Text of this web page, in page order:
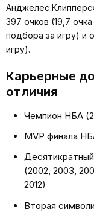
Анджелес
397 очков (19,7
подбора за игру) и
игру).
Карьерные
отличия
Чемпион НБА
MVP финала
(2002, 2003,
2012)
Вторая